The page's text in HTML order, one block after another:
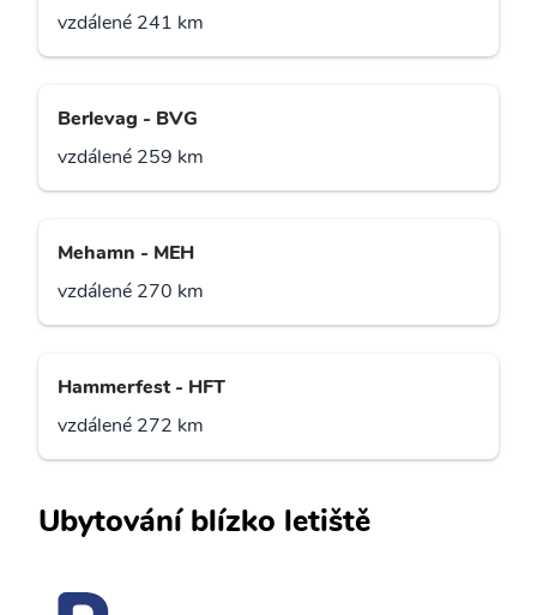
vzdálené 241 km
Berlevag - BVG
vzdálené 259 km
Mehamn - MEH
vzdálené 270 km
Hammerfest - HFT
vzdálené 272 km
Ubytování blízko letiště